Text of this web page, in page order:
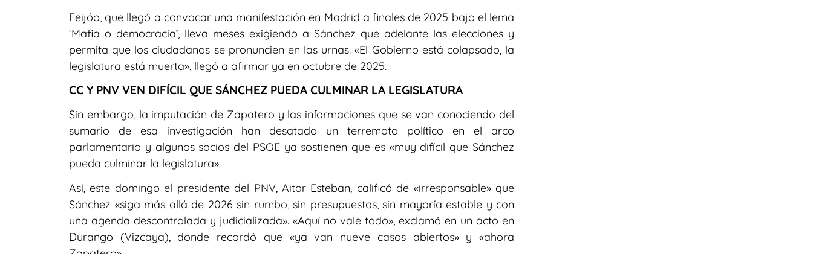
Feijóo, que llegó a convocar una manifestación en Madrid a finales de 2025 bajo el lema
‘Mafia o democracia’, lleva meses exigiendo a Sánchez que adelante las elecciones y
permita que los ciudadanos se pronuncien en las urnas. «El Gobierno está colapsado, la
legislatura está muerta», llegó a afirmar ya en octubre de 2025.
CC Y PNV VEN DIFÍCIL QUE SÁNCHEZ PUEDA CULMINAR LA LEGISLATURA
Sin embargo, la imputación de Zapatero y las informaciones que se van conociendo del
sumario de esa investigación han desatado un terremoto político en el arco
parlamentario y algunos socios del PSOE ya sostienen que es «muy difícil que Sánchez
pueda culminar la legislatura».
Así, este domingo el presidente del PNV, Aitor Esteban, calificó de «irresponsable» que
Sánchez «siga más allá de 2026 sin rumbo, sin presupuestos, sin mayoría estable y con
una agenda descontrolada y judicializada». «Aquí no vale todo», exclamó en un acto en
Durango (Vizcaya), donde recordó que «ya van nueve casos abiertos» y «ahora